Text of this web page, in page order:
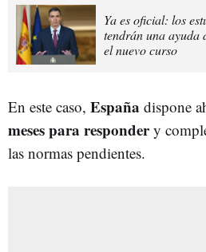
Ya es oficial: los
tendrán una ayuda
el nuevo curso
En este caso, España dispone
meses para respondery
las normas pendientes.